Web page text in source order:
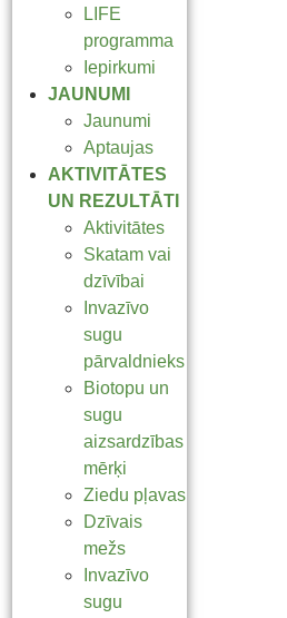
LIFE
programma
Iepirkumi
JAUNUMI
Jaunumi
Aptaujas
AKTIVITĀTES
UN REZULTĀTI
Aktivitātes
Skatam vai
dzīvībai
Invazīvo
sugu
pārvaldnieks
Biotopu un
sugu
aizsardzības
mērķi
Ziedu pļavas
Dzīvais
mežs
Invazīvo
sugu